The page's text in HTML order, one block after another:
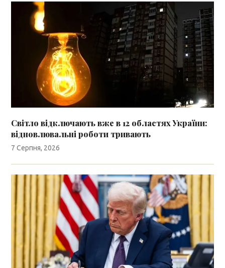
Світло відключають вже в 12 областях України:
відновлювальні роботи тривають
7 Серпня, 2026